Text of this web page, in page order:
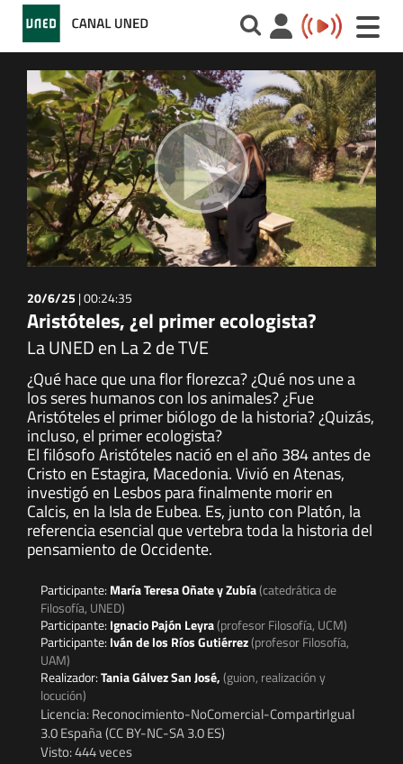
Toggle
20/6/25 |00:24:35
Aristóteles, ¿el primer ecologista?
La UNED en La 2 de TVE
¿Qué hace que una flor florezca? ¿Qué nos une a
los seres humanos con los animales? ¿Fue
Aristóteles el primer biólogo de la historia? ¿Quizás,
incluso, el primer ecologista?
El filósofo Aristóteles nació en el año 384 antes de
Cristo en Estagira, Macedonia. Vivió en Atenas,
investigó en Lesbos para finalmente morir en
Calcis, en la Isla de Eubea. Es, junto con Platón, la
referencia esencial que vertebra toda la historia del
pensamiento de Occidente.
Participante: María Teresa Oñate y Zubía(catedrática de
Filosofía, UNED)
Participante: Ignacio Pajón Leyra(profesor Filosofía, UCM)
Participante: Iván de los Ríos Gutiérrez(profesor Filosofía,
UAM)
Realizador:Tania Gálvez San José,(guion, realización y
locución)
Licencia: Reconocimiento-NoComercial-CompartirIgual
3.0 España (CC BY-NC-SA 3.0 ES)
Visto: 444 veces